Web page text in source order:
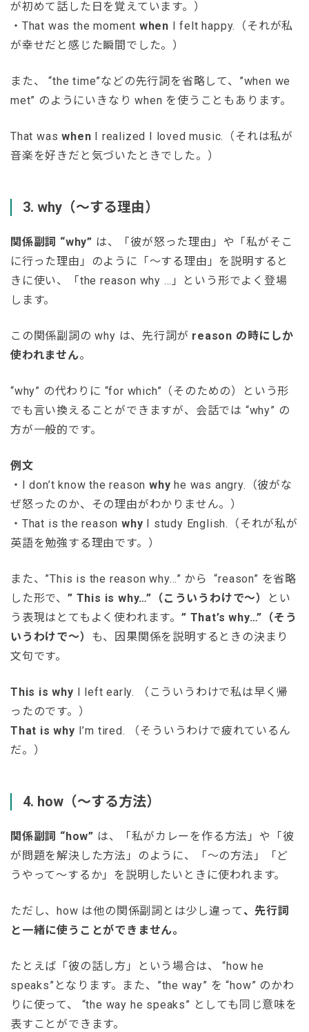
が初めて話した日を覚えています。）
・That was the moment when I felt happy.（それが私
が幸せだと感じた瞬間でした。）
また、 “the time”などの先行詞を省略して、”when we
met” のようにいきなり when を使うこともあります。
That waswhen I realized I loved music.（それは私が
音楽を好きだと気づいたときでした。）
3. why（〜する理由）
関係副詞 “why” は、「彼が怒った理由」や「私がそこ
に行った理由」のように「〜する理由」を説明すると
きに使い、「the reason why …」という形でよく登場
します。
この関係副詞の why は、先行詞が reason の時にしか
使われません。
“why” の代わりに “for which”（そのための）という形
でも言い換えることができますが、会話では “why” の
方が一般的です。
例文
・I don’t know the reason why he was angry.（彼がな
ぜ怒ったのか、その理由がわかりません。）
・That is the reason why I study English.（それが私が
英語を勉強する理由です。）
また、”This is the reason why…” から “reason” を省略
した形で、 ” This is why…”（こういうわけで〜）
とい
う表現はとてもよく使われます。 ” That’s why…”（そう
いうわけで〜） も、因果関係を説明するときの決まり
文句です。
This is why I left early. （こういうわけで私は早く帰
ったのです。）
That is why I’m tired. （そういうわけで疲れているん
だ。）
4. how（〜する方法）
関係副詞 “how” は、「私がカレーを作る方法」や「彼
が問題を解決した方法」のように、「〜の方法」「ど
うやって〜するか」を説明したいときに使われます。
ただし、how は他の関係副詞とは少し違って 、 先行詞
と一緒に使うことができません。
たとえば「彼の話し方」という場合は、 “how he
speaks”となります。また、”the way” を “how” のかわ
りに使って、 “the way he speaks” としても同じ意味を
表すことができます。